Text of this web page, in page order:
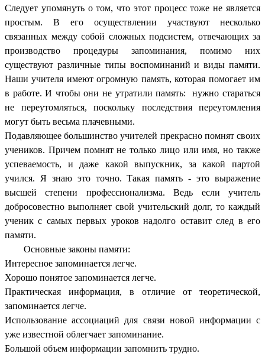
Следует упомянуть о том, что этот процесс тоже не является
простым. В его осуществлении участвуют несколько
связанных между собой сложных подсистем, отвечающих за
производство процедуры запоминания, помимо них
существуют различные типы воспоминаний и виды памяти.
Наши учителя имеют огромную память, которая помогает им
в работе. И чтобы они не утратили память: нужно стараться
не переутомляться, поскольку последствия переутомления
могут быть весьма плачевными.
Подавляющее большинство учителей прекрасно помнят своих
учеников. Причем помнят не только лицо или имя, но также
успеваемость, и даже какой выпускник, за какой партой
учился. Я знаю это точно. Такая память - это выражение
высшей степени профессионализма. Ведь если учитель
добросовестно выполняет свой учительский долг, то каждый
ученик с самых первых уроков надолго оставит след в его
памяти.
Основные законы памяти:
Интересное запоминается легче.
Хорошо понятое запоминается легче.
Практическая информация, в отличие от теоретической,
запоминается легче.
Использование ассоциаций для связи новой информации с
уже известной облегчает запоминание.
Большой объем информации запомнить трудно.